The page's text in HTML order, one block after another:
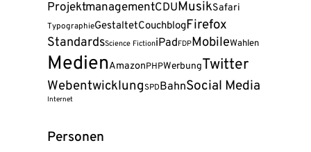
ProjektmanagementCDUMusikSafari
TypographieGestaltetCouchblogFirefox
StandardsScience FictioniPadFDPMobileWahlen
MedienAmazonPHPWerbungTwitter
WebentwicklungSPDBahnSocial Media
Internet
Personen